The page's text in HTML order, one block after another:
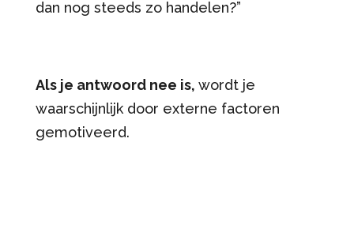
dan nog steeds zo handelen?”
Als je antwoord nee is, wordt je
waarschijnlijk door externe factoren
gemotiveerd.